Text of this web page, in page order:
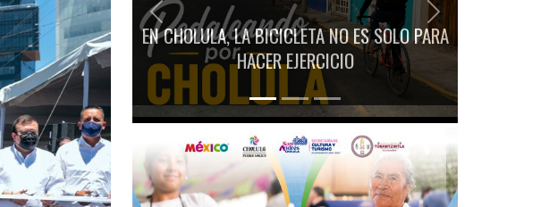
EN CHOLULA, LA BICICLETA NO ES SOLO PARA
HACER EJERCICIO
Previous Next